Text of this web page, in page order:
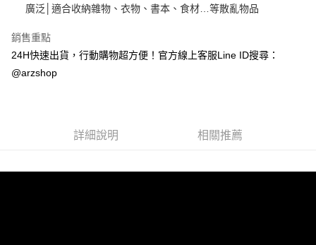
Google Pay
全盈+PAY
ATM付款
每筆NT$60，滿NT$599(含以上)免運費
廣泛│適合收納雜物、衣物、書本、食材…等散亂物品
銷售重點
24H快速出貨，行動購物超方便！官方線上客服Line ID搜尋：
@arzshop
詳細說明 相關推薦